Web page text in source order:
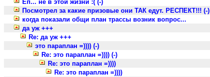
Еп... не в этой жизни :( (-)
Посмотрел за какие призовые они ТАК едут. РЕСПЕКТ!!! (-)
когда показали общи план трассы возник вопрос...
да уж +++
Re: да уж +++
это параплан =)))) (-)
Re: это параплан =)))) (-)
Re: это параплан =))))
Re: это параплан =))))